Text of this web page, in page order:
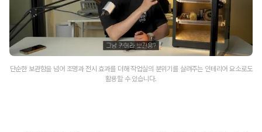
단순한 보관함을 넘어 조명과 전시 효과를 더해 작업실의 분위기를 살려주는 인테리어 요소로도
활용할 수 있습니다.